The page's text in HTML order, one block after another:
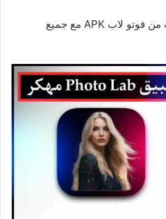
الحصول على إصدار أحدث من فوتو لاب APK مع جميع